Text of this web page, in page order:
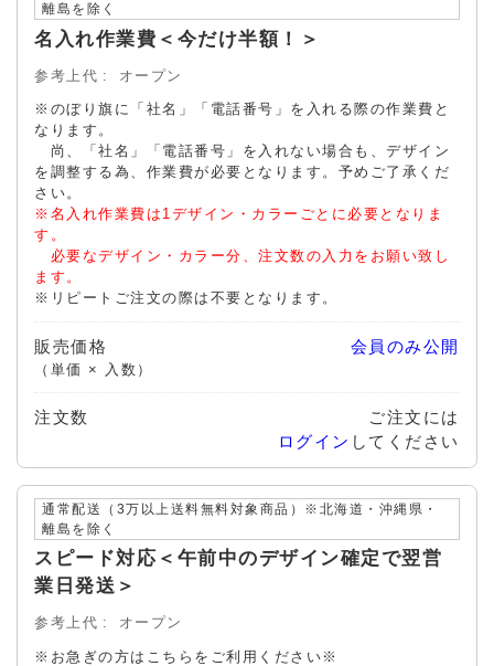
離島を除く
名入れ作業費＜今だけ半額！＞
参考上代 オープン
※のぼり旗に「社名」「電話番号」を入れる際の作業費と
なります。
尚、「社名」「電話番号」を入れない場合も、デザイン
を調整する為、作業費が必要となります。予めご了承くだ
さい。
※名入れ作業費は1デザイン・カラーごとに必要となりま
す。
必要なデザイン・カラー分、注文数の入力をお願い致し
ます。
※リピートご注文の際は不要となります。
販売価格
（単価 × 入数）
会員のみ公開
注文数
ご注文には
ログイン してください
通常配送（3万以上送料無料対象商品）※北海道・沖縄県・
離島を除く
スピード対応＜午前中のデザイン確定で翌営
業日発送＞
参考上代 オープン
※お急ぎの方はこちらをご利用ください※